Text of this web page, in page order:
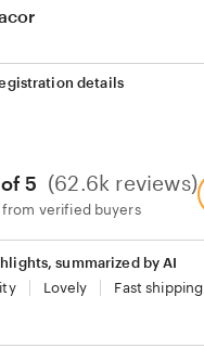
details
5 (62.6k reviews)
from verified buyers
summarized by AI
Lovely Fast shipping